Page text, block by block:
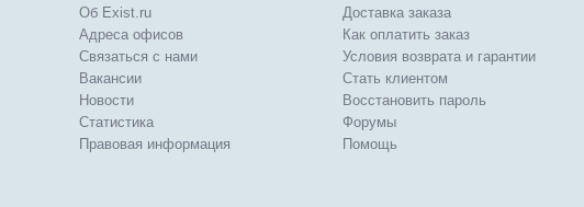
Об Exist.ru
Адреса офисов
Связаться с нами
Вакансии
Новости
Статистика
Правовая информация
Доставка заказа
Как оплатить заказ
Условия возврата и гарантии
Стать клиентом
Восстановить пароль
Форумы
Помощь